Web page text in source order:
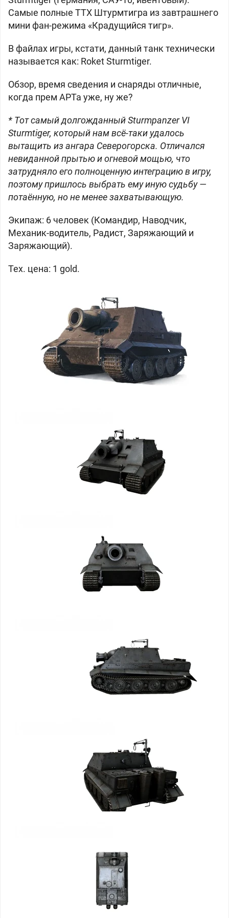
Самые полные ТТХ Штурмтигра из завтрашнего
мини фан-режима «Крадущийся тигр».
В файлах игры, кстати, данный танк технически
называется как: Roket Sturmtiger.
Обзор, время сведения и снаряды отличные,
когда прем АРТа уже, ну же?
* Тот самый долгожданный Sturmpanzer VI
Sturmtiger, который нам всё-таки удалось
вытащить из ангара Северогорска. Отличался
невиданной прытью и огневой мощью, что
затрудняло его полноценную интеграцию в игру,
поэтому пришлось выбрать ему иную судьбу —
потаённую, но не менее захватывающую.
Экипаж: 6 человек (Командир, Наводчик,
Механик-водитель, Радист, Заряжающий и
Заряжающий).
Тех. цена: 1 gold.